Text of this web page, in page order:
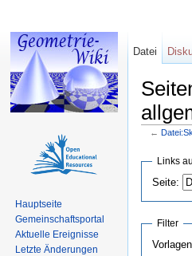
←
Links
Seite:
Filter
Datei
Hauptseite
Gemeinschaftsportal
Aktuelle Ereignisse
Letzte Änderungen